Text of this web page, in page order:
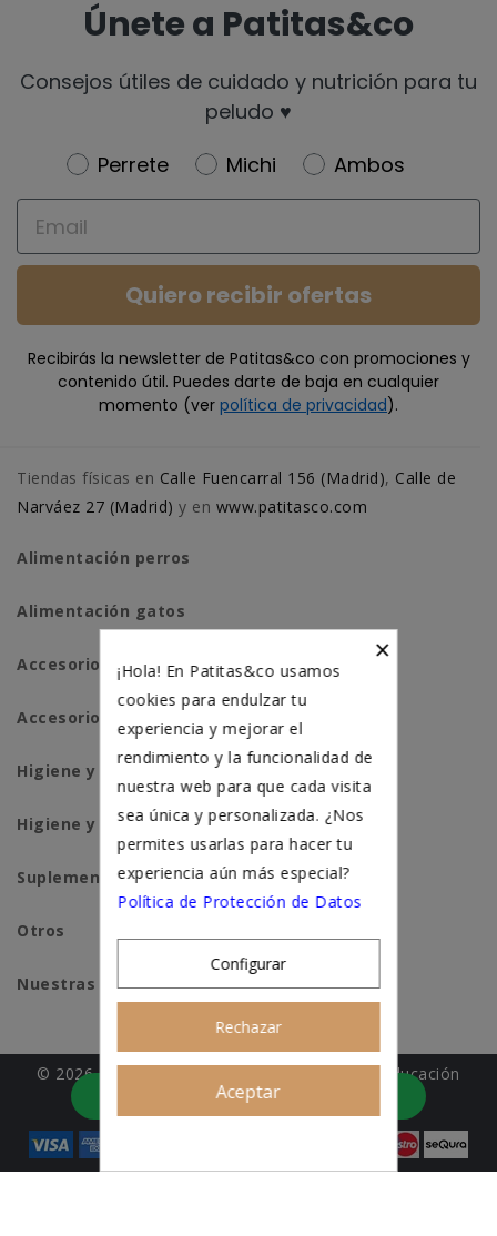
Únete a Patitas&co
Consejos útiles de cuidado y nutrición para tu
peludo ♥️
Newsletter
Perrete Michi
Ambos
Email
Quiero recibir ofertas
Recibirás la newsletter de Patitas&co con promociones y
contenido útil. Puedes darte de baja en cualquier
momento (ver política de privacidad).
Tiendas físicas en Calle Fuencarral 156 (Madrid), Calle de
Narváez 27 (Madrid) y en www.patitasco.com
Alimentación perros
Alimentación gatos
Accesorios perros
Accesorios para gatos
Higiene y salud perros
Higiene y salud gatos
Suplementación natural
Otros
Nuestras tiendas
© 2026 - Patitas&co, Alimentación natural y educación
amable
Asesoramiento personalizado
×
¡Hola! En Patitas&co usamos
cookies para endulzar tu
experiencia y mejorar el
rendimiento y la funcionalidad de
nuestra web para que cada visita
sea única y personalizada. ¿Nos
permites usarlas para hacer tu
experiencia aún más especial?
Política de Protección de Datos
Configurar
Rechazar
Aceptar